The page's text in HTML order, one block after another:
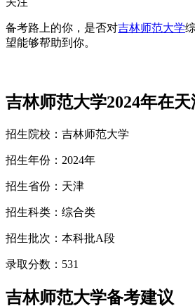
备考路上的你，是否对吉林师范大学
望能够帮助到你。
吉林师范大学2024年在
招生院校：吉林师范大学
招生年份：2024年
招生省份：天津
招生科类：综合类
招生批次：本科批A段
录取分数：531
吉林师范大学备考建议